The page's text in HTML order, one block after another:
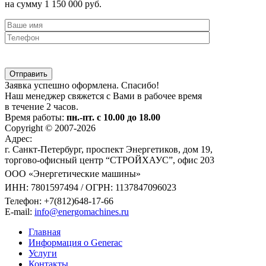
на сумму 1 150 000 руб.
Заявка успешно оформлена. Спасибо!
Наш менеджер свяжется с Вами в рабочее время
в течение 2 часов.
Время работы: пн.-пт. с 10.00 до 18.00
Copyright © 2007-2026
Адрес:
г. Санкт-Петербург, проспект Энергетиков, дом 19,
торгово-офисный центр “СТРОЙХАУС”, офис 203
ООО «Энергетические машины»
ИНН: 7801597494 / ОГРН: 1137847096023
Телефон: +7(812)648-17-66
E-mail: info@energomachines.ru
Главная
Информация о Generac
Услуги
Контакты